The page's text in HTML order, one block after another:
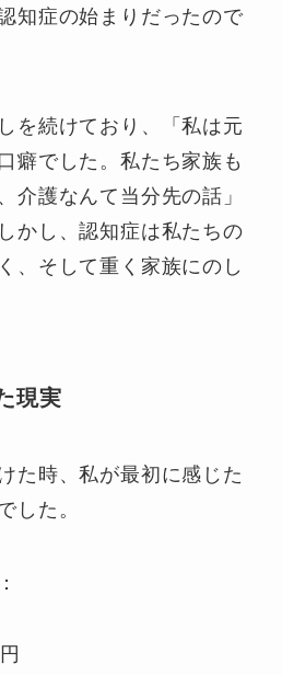
知症の始まりだったので
を続けており、「私は元
癖でした。私たち家族も
介護なんて当分先の話」
かし、認知症は私たちの
、そして重く家族にのし
現実
た時、私が最初に感じた
した。